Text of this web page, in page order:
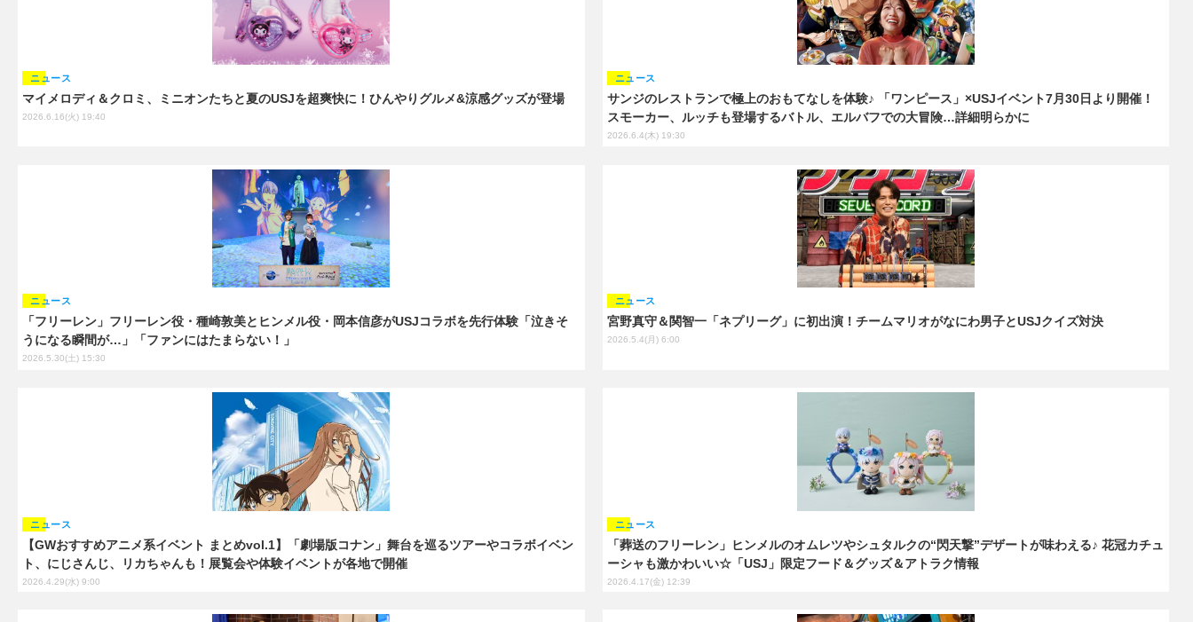
マイメロディ＆クロミ、ミニオンたちと夏のUSJを超爽快に！ひんやりグルメ&涼感グッズが登場
ニュース
2026.6.16(火) 19:40
サンジのレストランで極上のおもてなしを体験♪ 「ワンピース」×USJイベント7月30日より開催！
スモーカー、ルッチも登場するバトル、エルバフでの大冒険…詳細明らかに
ニュース
2026.6.4(木) 19:30
「フリーレン」フリーレン役・種崎敦美とヒンメル役・岡本信彦がUSJコラボを先行体験「泣きそ
うになる瞬間が…」「ファンにはたまらない！」
ニュース
2026.5.30(土) 15:30
宮野真守＆関智一「ネプリーグ」に初出演！チームマリオがなにわ男子とUSJクイズ対決
ニュース
2026.5.4(月) 6:00
【GWおすすめアニメ系イベント まとめvol.1】「劇場版コナン」舞台を巡るツアーやコラボイベン
ト、にじさんじ、リカちゃんも！展覧会や体験イベントが各地で開催
ニュース
2026.4.29(水) 9:00
「葬送のフリーレン」ヒンメルのオムレツやシュタルクの“閃天撃”デザートが味わえる♪ 花冠カチュ
ーシャも激かわいい☆「USJ」限定フード＆グッズ＆アトラク情報
ニュース
2026.4.17(金) 12:39